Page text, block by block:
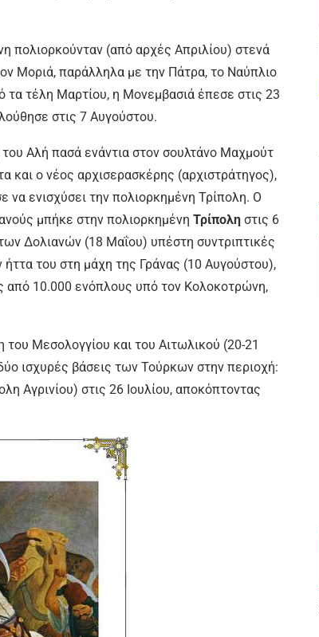
πολιορκούνταν (από αρχές Απριλίου) στενά
Μοριά, παράλληλα με την Πάτρα, το Ναύπλιο
τέλη Μαρτίου, η Μονεμβασιά έπεσε στις 23
στις 7 Αυγούστου.
Αλή πασά ενάντια στον σουλτάνο Μαχμούτ
και ο νέος αρχισερασκέρης (αρχιστράτηγος),
ενισχύσει την πολιορκημένη Τρίπολη. Ο
μπήκε στην πολιορκημένη Τρίπολη στις 6
Δολιανών (18 Μαΐου) υπέστη συντριπτικές
του στη μάχη της Γράνας (10 Αυγούστου),
από 10.000 ενόπλους υπό τον Κολοκοτρώνη,
Μεσολογγίου και του Αιτωλικού (20-21
ισχυρές βάσεις των Τούρκων στην περιοχή:
Αγρινίου) στις 26 Ιουλίου, αποκόπτοντας